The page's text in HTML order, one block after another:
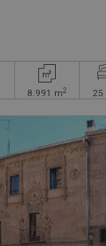
8.991 m2 25